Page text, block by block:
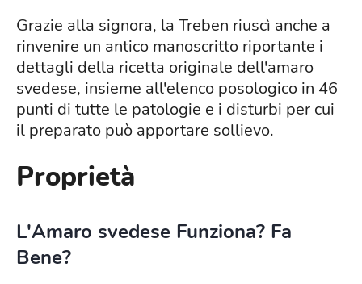
Grazie alla signora, la Treben riuscì anche a
rinvenire un antico manoscritto riportante i
dettagli della ricetta originale dell'amaro
svedese, insieme all'elenco posologico in 46
punti di tutte le patologie e i disturbi per cui
il preparato può apportare sollievo.
Proprietà
L'Amaro svedese Funziona? Fa
Bene?